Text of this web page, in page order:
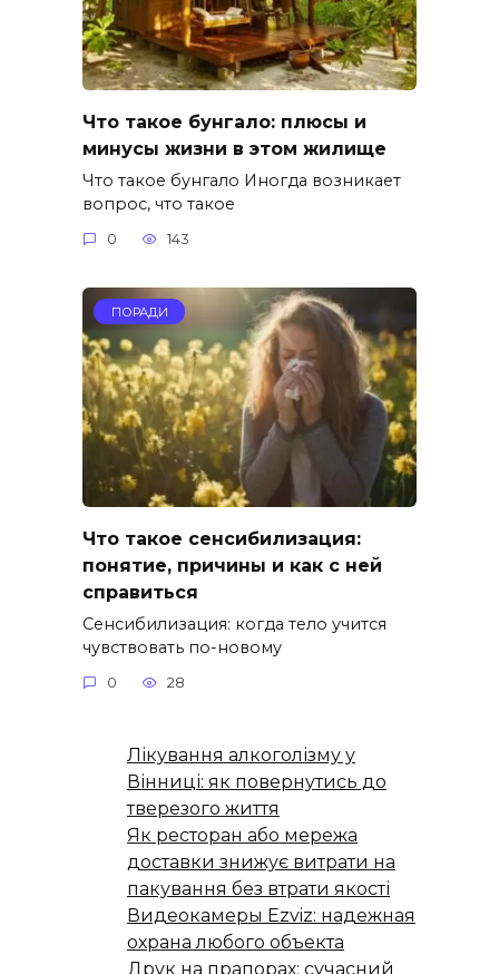
Что такое бунгало: плюсы и
минусы жизни в этом жилище
Что такое бунгало Иногда возникает
вопрос, что такое
0 143
ПОРАДИ
Что такое сенсибилизация:
понятие, причины и как с ней
справиться
Сенсибилизация: когда тело учится
чувствовать по-новому
0 28
Лікування алкоголізму у
Вінниці: як повернутись до
тверезого життя
Як ресторан або мережа
доставки знижує витрати на
пакування без втрати якості
Видеокамеры Ezviz: надежная
охрана любого объекта
Друк на прапорах: сучасний